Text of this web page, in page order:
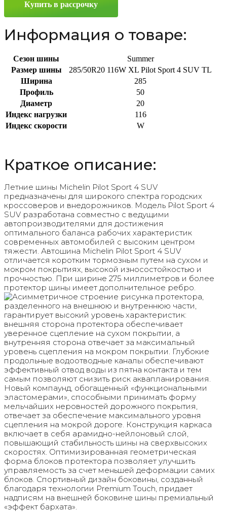
R20
Купить в рассрочку
Информация о товаре:
Сезон шины
Summer
Размер шины
285/50R20 116W XL Pilot Sport 4 SUV TL
Ширина
285
Профиль
50
Диаметр
20
Индекс нагрузки
116
Индекс скорости
W
Краткое описание:
Летние шины Michelin Pilot Sport 4 SUV
предназначены для широкого спектра городских
кроссоверов и внедорожников. Модель Pilot Sport 4
SUV разработана совместно с ведущими
автопроизводителями для достижения
оптимального баланса рабочих характеристик
современных автомобилей с высоким центром
тяжести. Автошина Michelin Pilot Sport 4 SUV
отличается коротким тормозным путем на сухом и
мокром покрытиях, высокой износостойкостью и
прочностью. При ширине 275 миллиметров и более
протектор шины имеет дополнительное ребро.
Асимметричное строение рисунка протектора,
разделенного на внешнюю и внутреннюю части,
гарантирует высокий уровень характеристик:
внешняя сторона протектора обеспечивает
уверенное сцепление на сухом покрытии, а
внутренняя сторона отвечает за максимальный
уровень сцепления на мокром покрытии. Глубокие
продольные водоотводные каналы обеспечивают
эффективный отвод воды из пятна контакта и тем
самым позволяют снизить риск аквапланирования.
Новый компаунд, обогащенный «функциональными
эластомерами», способными принимать форму
мельчайших неровностей дорожного покрытия,
отвечает за обеспечение максимального уровня
сцепления на мокрой дороге. Конструкция каркаса
включает в себя арамидно-нейлоновый слой,
повышающий стабильность шины на сверхвысоких
скоростях. Оптимизированная геометрическая
форма блоков протектора позволяет улучшить
управляемость за счет меньшей деформации самих
блоков. Спортивный дизайн боковины, созданный
благодаря технологии Premium Touch, придает
надписям на внешней боковине шины премиальный
«эффект бархата».